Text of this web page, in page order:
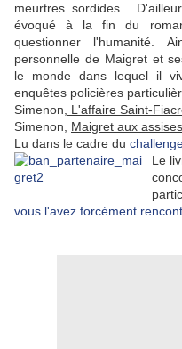
meurtres sordides.
évoqué à la fin du
questionner l'humanité.
personnelle de Maigret et
le monde dans lequel il
enquêtes policières
Simenon,
L'affaire Saint-
Simenon, Maigret aux assises
Lu dans le cadre du
Le
vous l'avez forcément